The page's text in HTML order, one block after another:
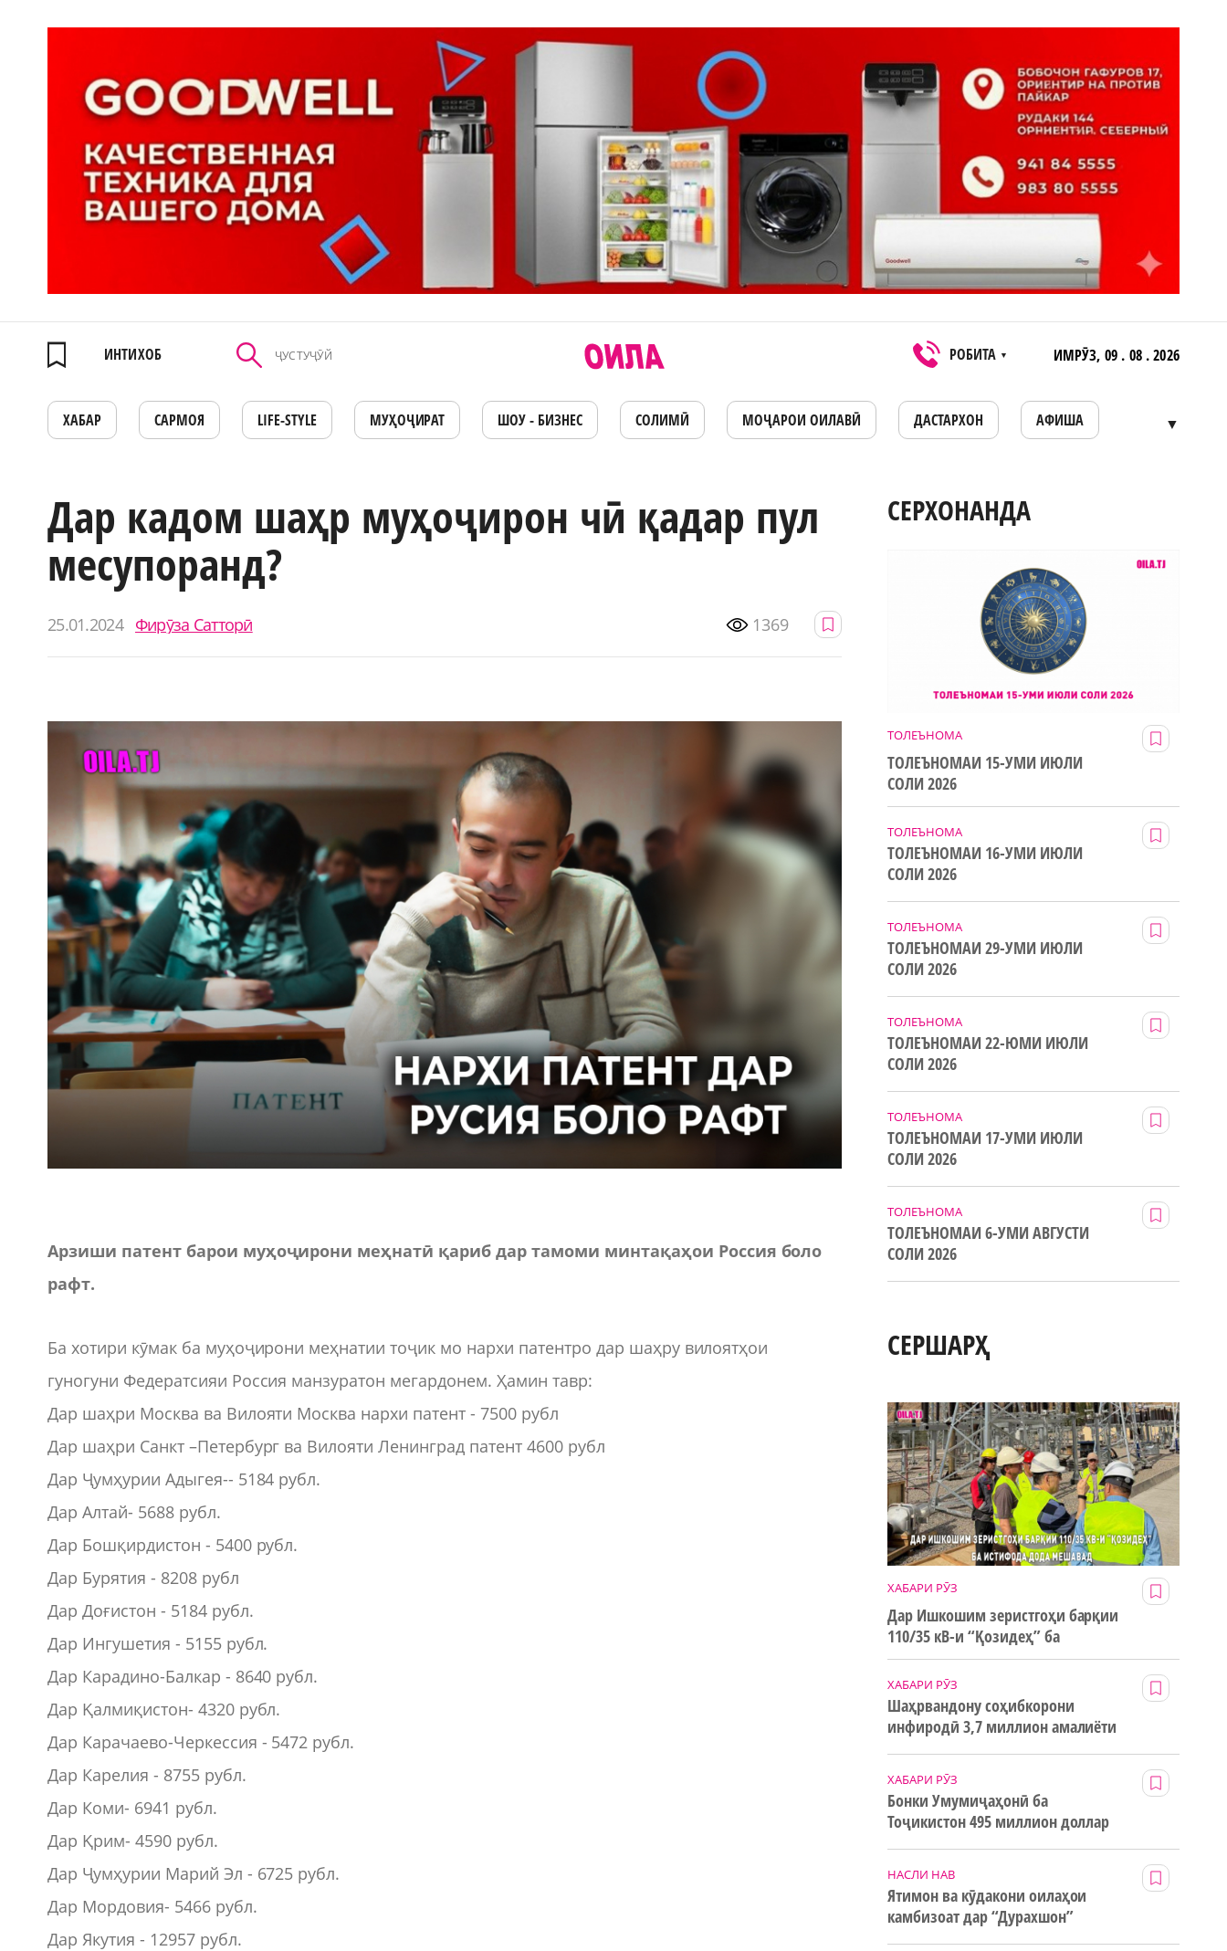
ИНТИХОБ РОБИТА ▼ ИМРӮЗ, 09 . 08 . 2026
ХАБАР САРМОЯ LIFE-STYLE МУҲОҶИРАТ ШОУ - БИЗНЕС СОЛИМӢ МОҶАРОИ ОИЛАВӢ ДАСТАРХОН АФИША ▼
Дар кадом шаҳр муҳоҷирон чӣ қадар пул
месупоранд?
25.01.2024 Фирӯза Сатторӣ 1369
Арзиши патент барои муҳоҷирони меҳнатӣ қариб дар тамоми минтақаҳои Россия боло
рафт.
Ба хотири кӯмак ба муҳоҷирони меҳнатии тоҷик мо нархи патентро дар шаҳру вилоятҳои
гуногуни Федератсияи Россия манзуратон мегардонем. Ҳамин тавр:
Дар шаҳри Москва ва Вилояти Москва нархи патент - 7500 рубл
Дар шаҳри Санкт –Петербург ва Вилояти Ленинград патент 4600 рубл
Дар Ҷумҳурии Адыгея-- 5184 рубл.
Дар Алтай- 5688 рубл.
Дар Бошқирдистон - 5400 рубл.
Дар Бурятия - 8208 рубл
Дар Доғистон - 5184 рубл.
Дар Ингушетия - 5155 рубл.
Дар Карадино-Балкар - 8640 рубл.
Дар Қалмиқистон- 4320 рубл.
Дар Карачаево-Черкессия - 5472 рубл.
Дар Карелия - 8755 рубл.
Дар Коми- 6941 рубл.
Дар Қрим- 4590 рубл.
Дар Ҷумҳурии Марий Эл - 6725 рубл.
Дар Мордовия- 5466 рубл.
Дар Якутия - 12957 рубл.
СЕРХОНАНДА
ТОЛЕЪНОМА
ТОЛЕЪНОМАИ 15-УМИ ИЮЛИ
СОЛИ 2026
ТОЛЕЪНОМА
ТОЛЕЪНОМАИ 16-УМИ ИЮЛИ
СОЛИ 2026
ТОЛЕЪНОМА
ТОЛЕЪНОМАИ 29-УМИ ИЮЛИ
СОЛИ 2026
ТОЛЕЪНОМА
ТОЛЕЪНОМАИ 22-ЮМИ ИЮЛИ
СОЛИ 2026
ТОЛЕЪНОМА
ТОЛЕЪНОМАИ 17-УМИ ИЮЛИ
СОЛИ 2026
ТОЛЕЪНОМА
ТОЛЕЪНОМАИ 6-УМИ АВГУСТИ
СОЛИ 2026
СЕРШАРҲ
ХАБАРИ РӮЗ
Дар Ишкошим зеристгоҳи барқии
110/35 кВ-и “Қозидеҳ” ба
истифода дода мешавад
ХАБАРИ РӮЗ
Шаҳрвандону соҳибкорони
инфиродӣ 3,7 миллион амалиёти
ХАБАРИ РӮЗ
Бонки Умумиҷаҳонӣ ба
Тоҷикистон 495 миллион доллар
НАСЛИ НАВ
Ятимон ва кӯдакони оилаҳои
камбизоат дар “Дурахшон”